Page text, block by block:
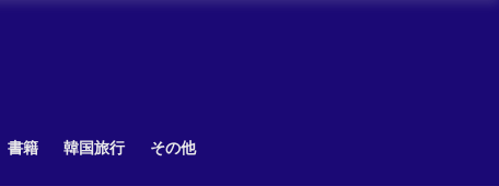
書籍 韓国旅行 その他